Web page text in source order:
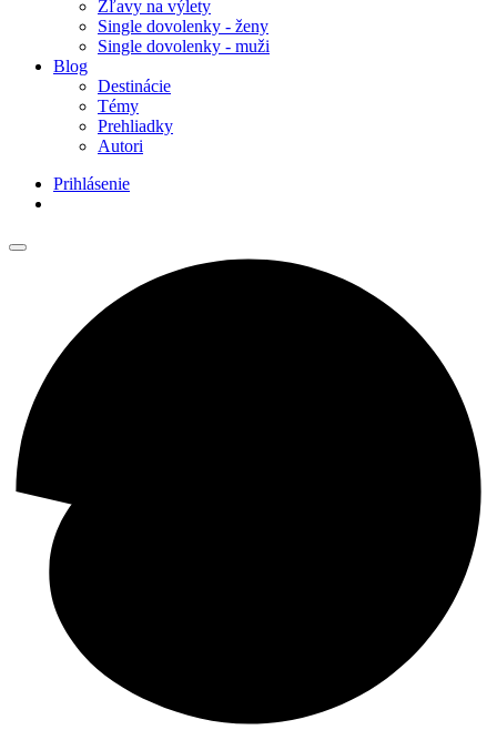
Zľavy na výlety
Single dovolenky - ženy
Single dovolenky - muži
Blog
Destinácie
Témy
Prehliadky
Autori
Prihlásenie